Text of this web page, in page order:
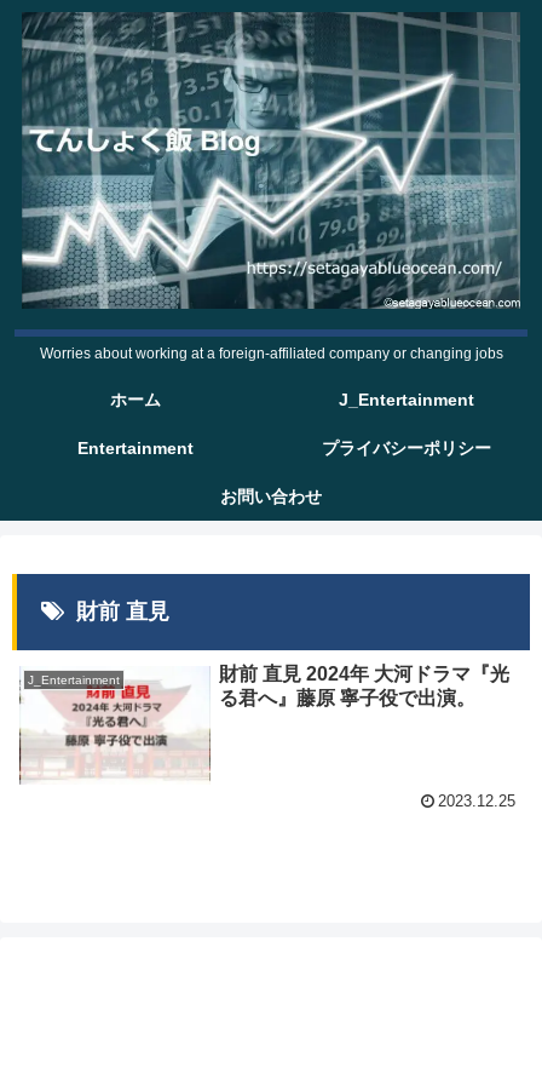
Worries about working at a foreign-affiliated company or changing jobs
ホーム J_Entertainment
Entertainment プライバシーポリシー
お問い合わせ
財前 直見
J_Entertainment
財前 直見 2024年 大河ドラマ『光
る君へ』藤原 寧子役で出演。
2023.12.25